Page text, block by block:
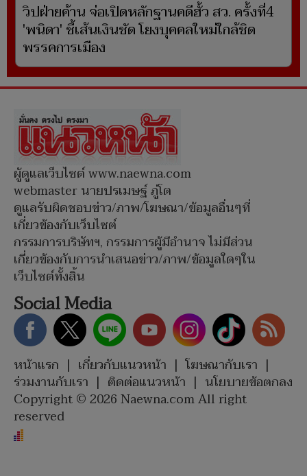
วิปฝ่ายค้าน จ่อเปิดหลักฐานคดีฮั้ว สว. ครั้งที่4
'พนิดา' ชี้เส้นเงินชัด โยงบุคคลใหม่ใกล้ชิด
พรรคการเมือง
ผู้ดูแลเว็บไซต์ www.naewna.com
webmaster นายปรเมษฐ์ ภู่โต
ดูแลรับผิดชอบข่าว/ภาพ/โฆษณา/ข้อมูลอื่นๆที่
เกี่ยวข้องกับเว็บไซต์
กรรมการบริษัทฯ, กรรมการผู้มีอำนาจ ไม่มีส่วน
เกี่ยวข้องกับการนำเสนอข่าว/ภาพ/ข้อมูลใดๆใน
เว็บไซต์ทั้งสิ้น
Social Media
หน้าแรก | เกี่ยวกับแนวหน้า | โฆษณากับเรา |
ร่วมงานกับเรา | ติดต่อแนวหน้า | นโยบายข้อตกลง
Copyright © 2026 Naewna.com All right
reserved